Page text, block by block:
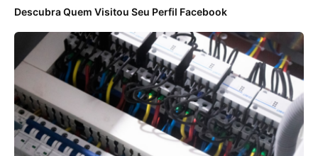
Descubra Quem Visitou Seu Perfil Facebook